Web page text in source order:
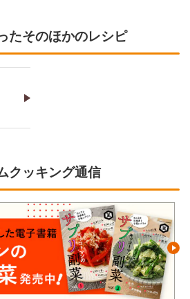
たそのほかのレシピ
クッキング通信